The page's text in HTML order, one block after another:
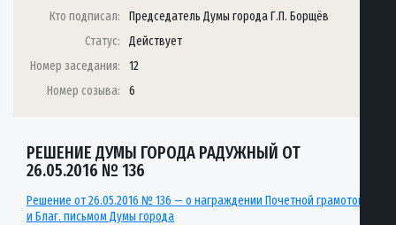
Кто подписал:
Председатель Думы города Г.П. Борщёв
Статус:
Действует
Номер заседания:
12
Номер созыва:
6
РЕШЕНИЕ ДУМЫ ГОРОДА РАДУЖНЫЙ ОТ
26.05.2016 № 136
Решение от 26.05.2016 № 136 — о награждении Почетной грамотой
и Благ. письмом Думы города